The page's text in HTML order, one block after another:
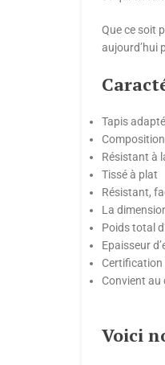
Que ce soit
aujourd’hui
Tapis
Résistant à
Tissé à plat
Résistant,
La
Poids total
Epaisseur
Certification
Convient au
Voici